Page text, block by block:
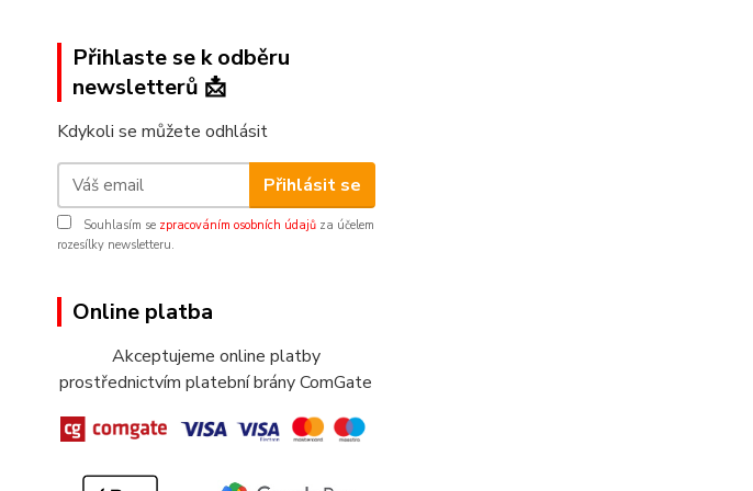
Přihlaste se k odběru
newsletterů 📩
Kdykoli se můžete odhlásit
Přihlásit se
Souhlasím se zpracováním osobních údajů za účelem
rozesílky newsletteru.
Online platba
Akceptujeme online platby
prostřednictvím platební brány ComGate